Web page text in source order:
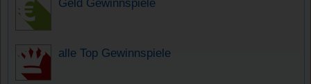
alle Top Gewinnspiele